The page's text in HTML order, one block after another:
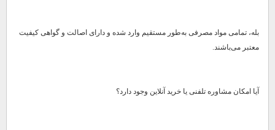
بله، تمامی مواد مصرفی به‌طور مستقیم وارد شده و دارای اصالت و گواهی کیفیت
معتبر می‌باشند.
آیا امکان مشاوره تلفنی یا خرید آنلاین وجود دارد؟